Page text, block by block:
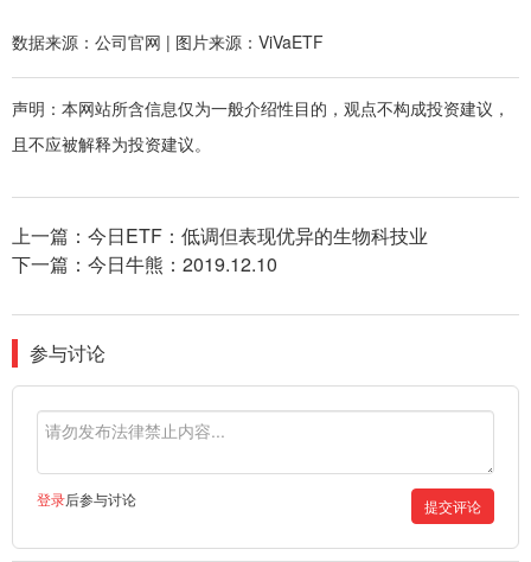
数据来源：公司官网 | 图片来源：ViVaETF
声明：本网站所含信息仅为一般介绍性目的，观点不构成投资建议，
且不应被解释为投资建议。
上一篇： 今日ETF：低调但表现优异的生物科技业
下一篇： 今日牛熊：2019.12.10
参与讨论
登录后参与讨论 提交评论